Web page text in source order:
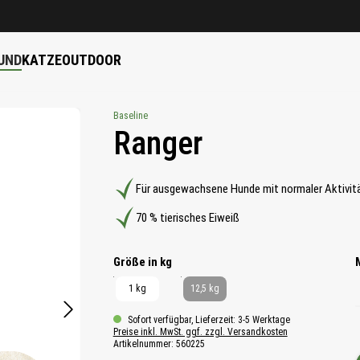
KATZEOUTDOOR
Baseline
Ranger
Für ausgewachsene Hunde mit normaler
70 % tierisches Eiweiß
Größe in kgauswählen
1 kg 12,5 kg
Sofort verfügbar, Lieferzeit: 3-5 Werktage
Preise inkl. MwSt. ggf. zzgl. Versandkosten
Artikelnummer: 560225